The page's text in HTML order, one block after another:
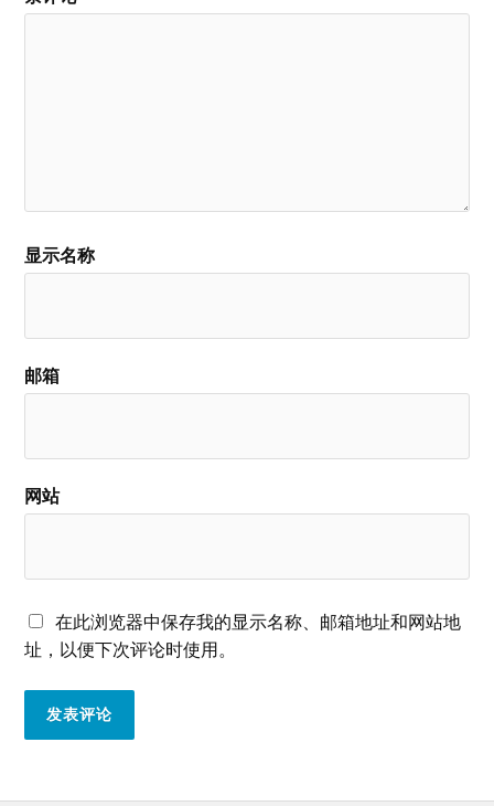
显示名称
邮箱
网站
在此浏览器中保存我的显示名称、邮箱地址和网站地
址，以便下次评论时使用。